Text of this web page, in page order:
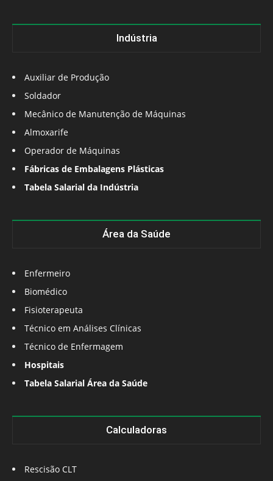
Indústria
Auxiliar de Produção
Soldador
Mecânico de Manutenção de Máquinas
Almoxarife
Operador de Máquinas
Fábricas de Embalagens Plásticas
Tabela Salarial da Indústria
Área da Saúde
Enfermeiro
Biomédico
Fisioterapeuta
Técnico em Análises Clínicas
Técnico de Enfermagem
Hospitais
Tabela Salarial Área da Saúde
Calculadoras
Rescisão CLT